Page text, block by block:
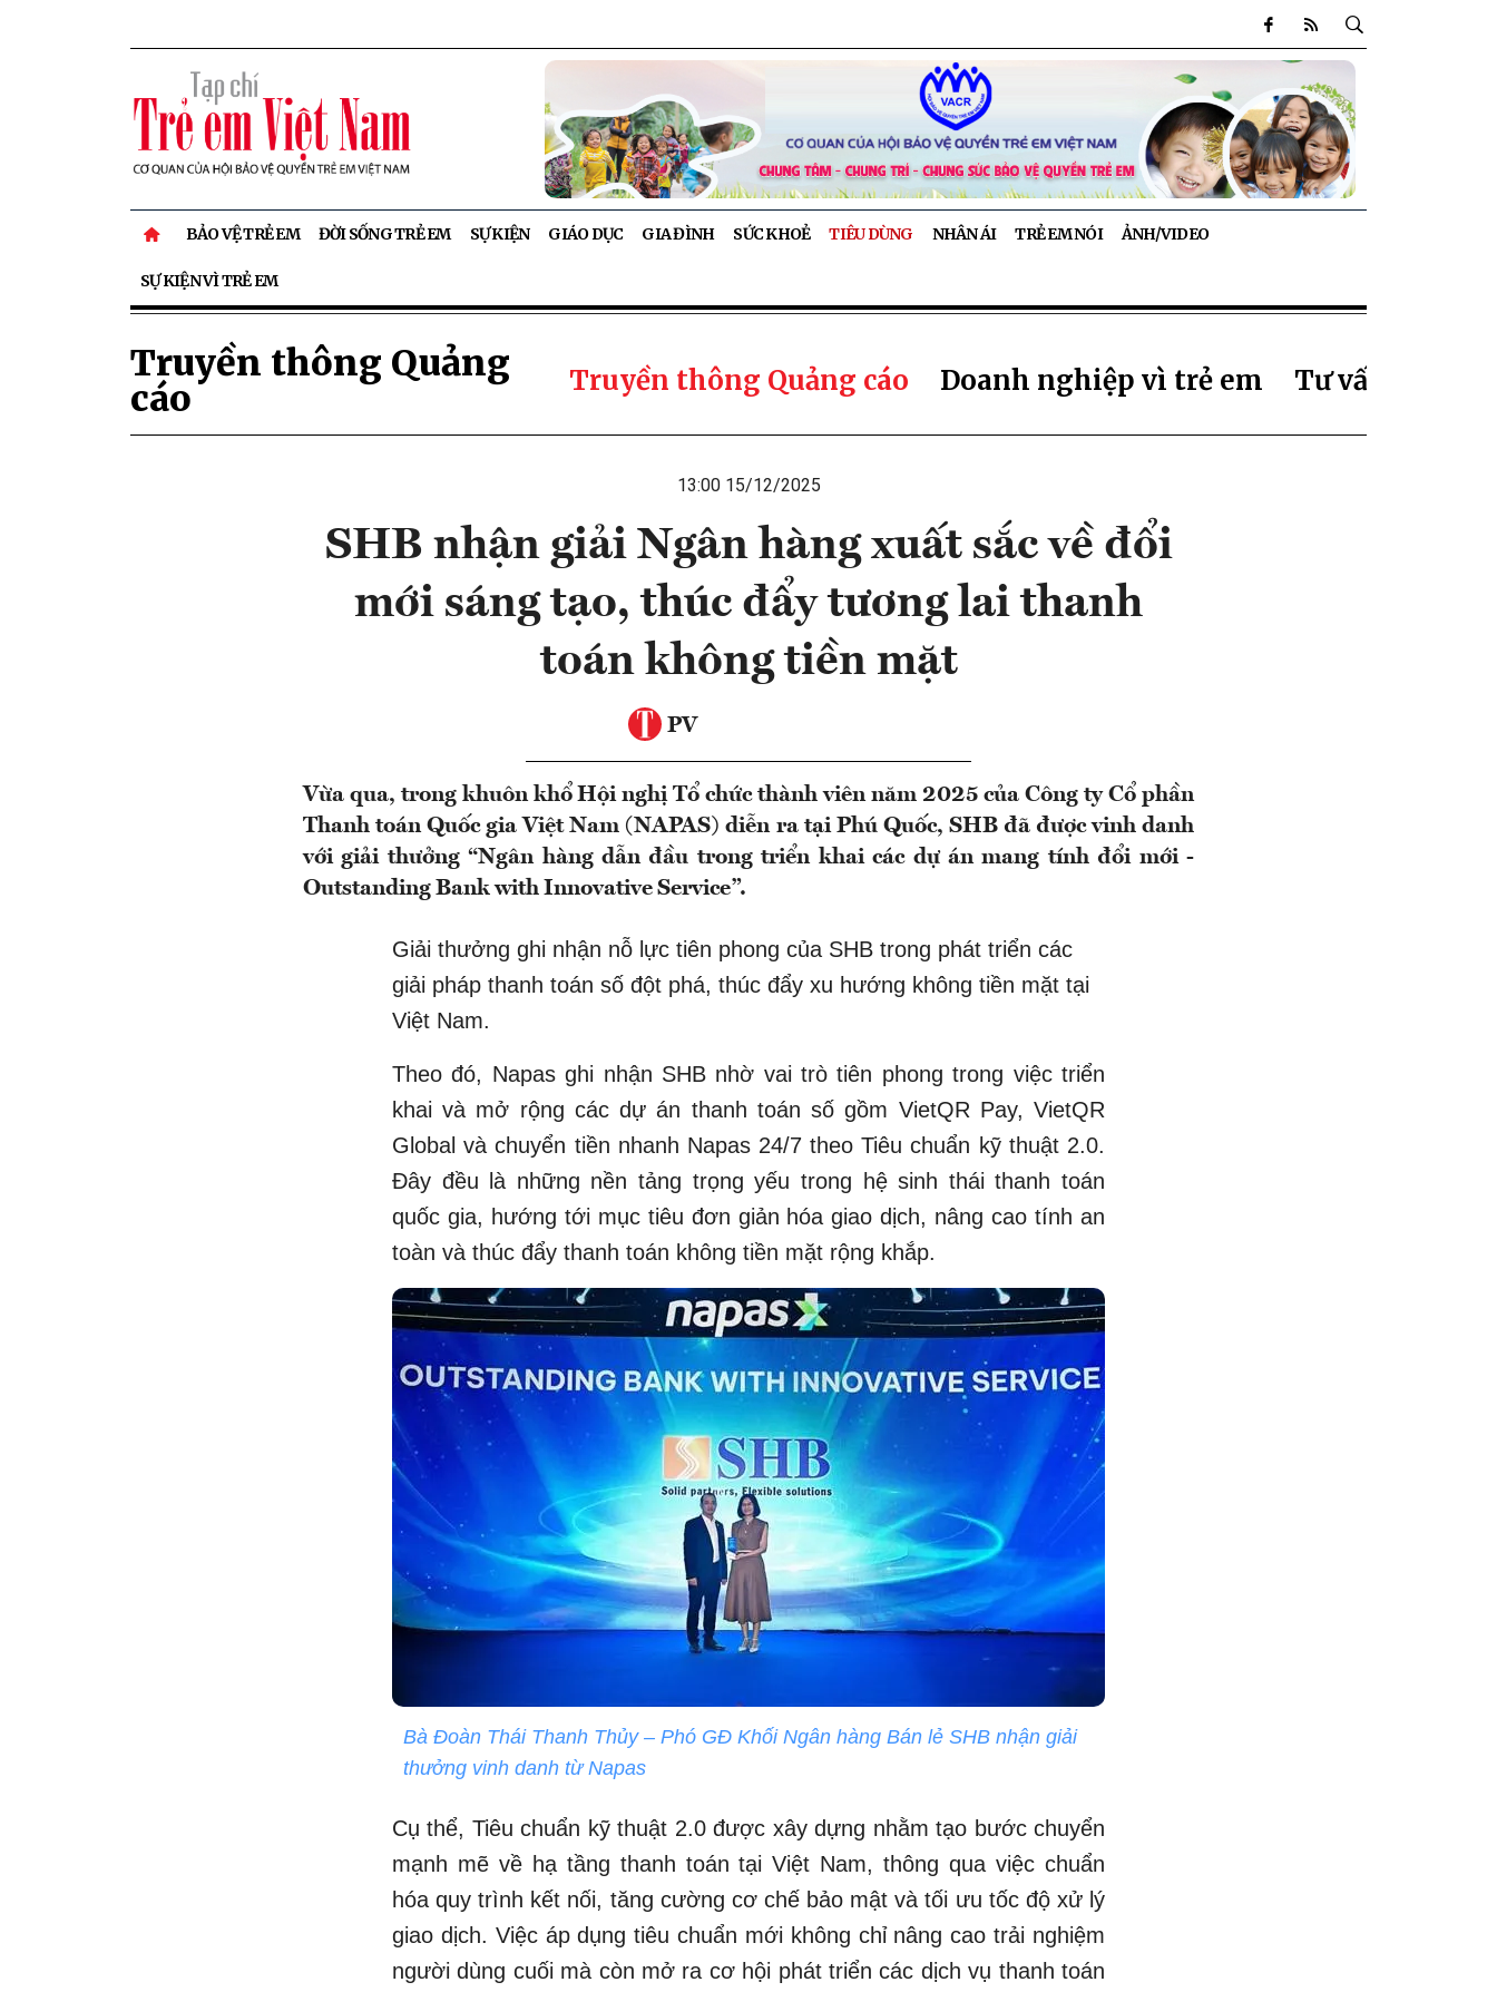
BẢO VỆ TRẺ EM ĐỜI SỐNG TRẺ EM SỰ KIỆN GIÁO DỤC GIA ĐÌNH SỨC KHOẺ TIÊU DÙNG NHÂN ÁI TRẺ EM NÓI ẢNH/VIDEO
SỰ KIỆN VÌ TRẺ EM
Truyền thông Quảng
cáo
Truyền thông Quảng cáo Doanh nghiệp vì trẻ em Tư vấn
13:00 15/12/2025
SHB nhận giải Ngân hàng xuất sắc về đổi
mới sáng tạo, thúc đẩy tương lai thanh
toán không tiền mặt
PV
Vừa qua, trong khuôn khổ Hội nghị Tổ chức thành viên năm 2025 của Công ty Cổ phần
Thanh toán Quốc gia Việt Nam (NAPAS) diễn ra tại Phú Quốc, SHB đã được vinh danh
với giải thưởng “Ngân hàng dẫn đầu trong triển khai các dự án mang tính đổi mới -
Outstanding Bank with Innovative Service”.
Giải thưởng ghi nhận nỗ lực tiên phong của SHB trong phát triển các
giải pháp thanh toán số đột phá, thúc đẩy xu hướng không tiền mặt tại
Việt Nam.
Theo đó, Napas ghi nhận SHB nhờ vai trò tiên phong trong việc triển
khai và mở rộng các dự án thanh toán số gồm VietQR Pay, VietQR
Global và chuyển tiền nhanh Napas 24/7 theo Tiêu chuẩn kỹ thuật 2.0.
Đây đều là những nền tảng trọng yếu trong hệ sinh thái thanh toán
quốc gia, hướng tới mục tiêu đơn giản hóa giao dịch, nâng cao tính an
toàn và thúc đẩy thanh toán không tiền mặt rộng khắp.
Bà Đoàn Thái Thanh Thủy – Phó GĐ Khối Ngân hàng Bán lẻ SHB nhận giải
thưởng vinh danh từ Napas
Cụ thể, Tiêu chuẩn kỹ thuật 2.0 được xây dựng nhằm tạo bước chuyển
mạnh mẽ về hạ tầng thanh toán tại Việt Nam, thông qua việc chuẩn
hóa quy trình kết nối, tăng cường cơ chế bảo mật và tối ưu tốc độ xử lý
giao dịch. Việc áp dụng tiêu chuẩn mới không chỉ nâng cao trải nghiệm
người dùng cuối mà còn mở ra cơ hội phát triển các dịch vụ thanh toán